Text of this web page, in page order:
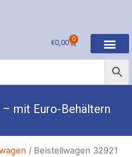
€0,00 0
mit Euro-Behältern
/ Beistellwagen 32921